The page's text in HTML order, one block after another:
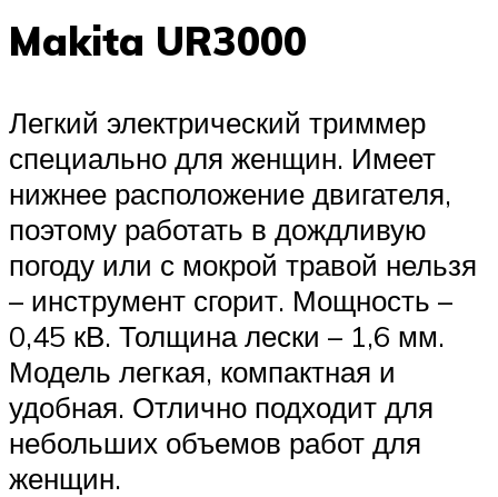
Makita UR3000
Легкий электрический триммер
специально для женщин. Имеет
нижнее расположение двигателя,
поэтому работать в дождливую
погоду или с мокрой травой нельзя
– инструмент сгорит. Мощность –
0,45 кВ. Толщина лески – 1,6 мм.
Модель легкая, компактная и
удобная. Отлично подходит для
небольших объемов работ для
женщин.